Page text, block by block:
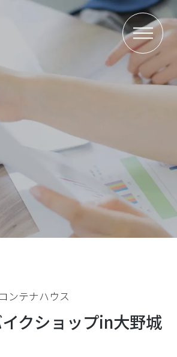
MENU
コンテナハウス
クショップin大野城